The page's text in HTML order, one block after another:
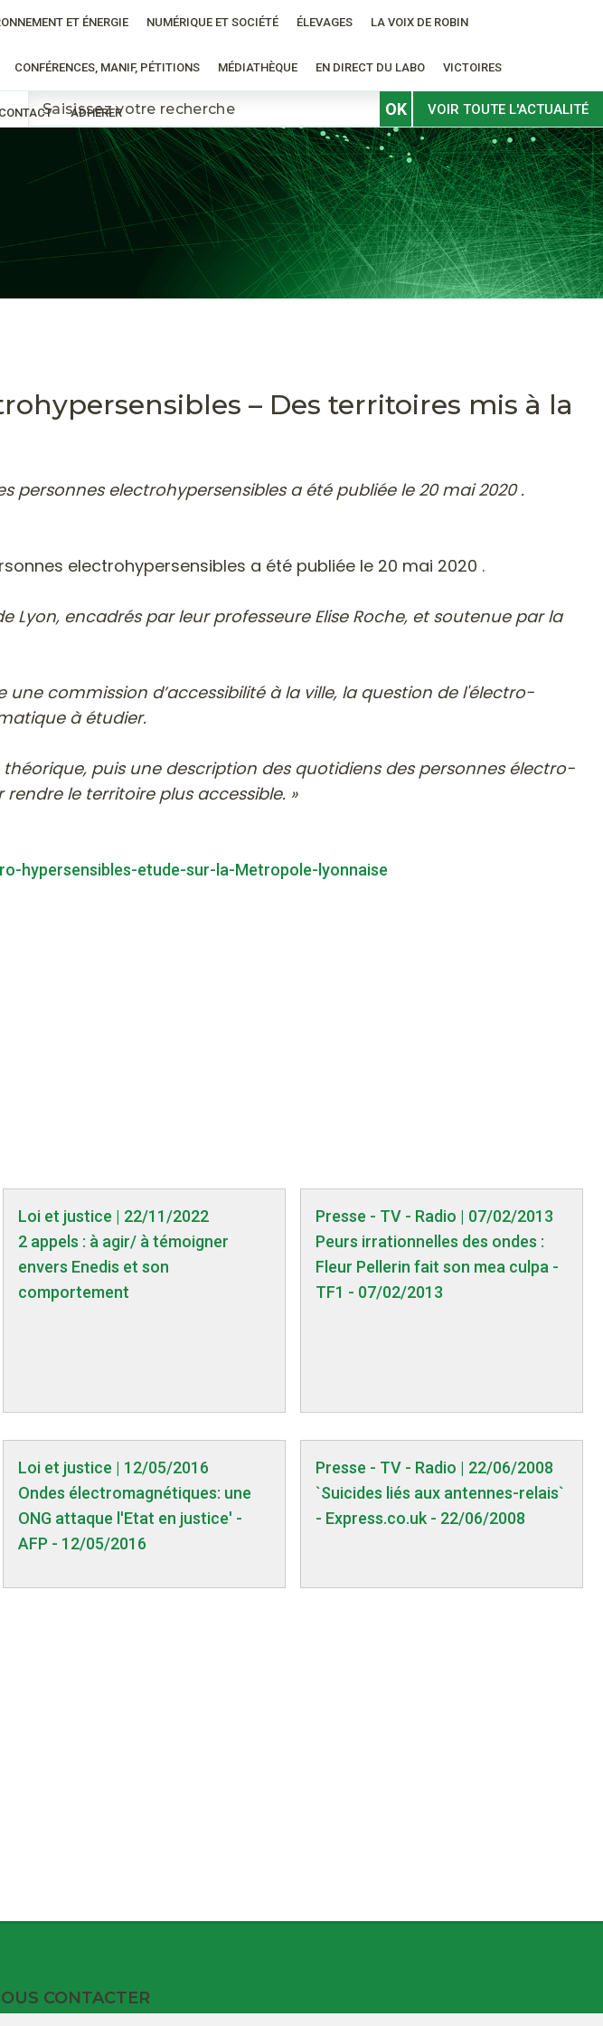
ET ÉNERGIE NUMÉRIQUE ET SOCIÉTÉ ÉLEVAGES LA VOIX DE ROBIN
CONFÉRENCES, MANIF, PÉTITIONS MÉDIATHÈQUE EN DIRECT DU LABO VICTOIRES
CONTACT ADHÉRER OK VOIR TOUTE L'ACTUALITÉ
– Des territoires mis à la
personnes electrohypersensibles a été publiée le 20 mai 2020 .
electrohypersensibles a été publiée le 20 mai 2020 .
Lyon, encadrés par leur professeure Elise Roche, et soutenue par la
commission d’accessibilité à la ville, la question de l'électro-
à étudier.
puis une description des quotidiens des personnes électro-
le territoire plus accessible. »
hypersensibles-etude-sur-la-Metropole-lyonnaise
Loi et justice | 22/11/2022
2 appels : à agir/ à témoigner
envers Enedis et son
comportement
Presse - TV - Radio | 07/02/2013
Peurs irrationnelles des ondes :
Fleur Pellerin fait son mea culpa -
TF1 - 07/02/2013
Loi et justice | 12/05/2016
Ondes électromagnétiques: une
ONG attaque l'Etat en justice' -
AFP - 12/05/2016
Presse - TV - Radio | 22/06/2008
`Suicides liés aux antennes-relais`
- Express.co.uk - 22/06/2008
CONTACTER